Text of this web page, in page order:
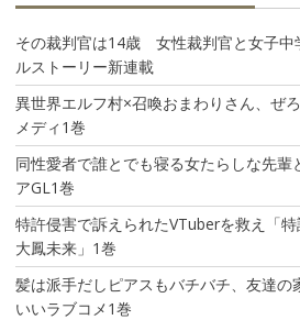
その裁判官は14歳 女性裁判官と女子中
ルストーリー新連載
異世界エルフ村×召喚おまわりさん、ぜ
メディ1巻
同性愛者で誰とでも寝る女たらしな先輩
アGL1巻
特許侵害で訴えられたVTuberを救え「
大鳳未来」1巻
髪は派手だしピアスもバチバチ、友達の
いいラブコメ1巻